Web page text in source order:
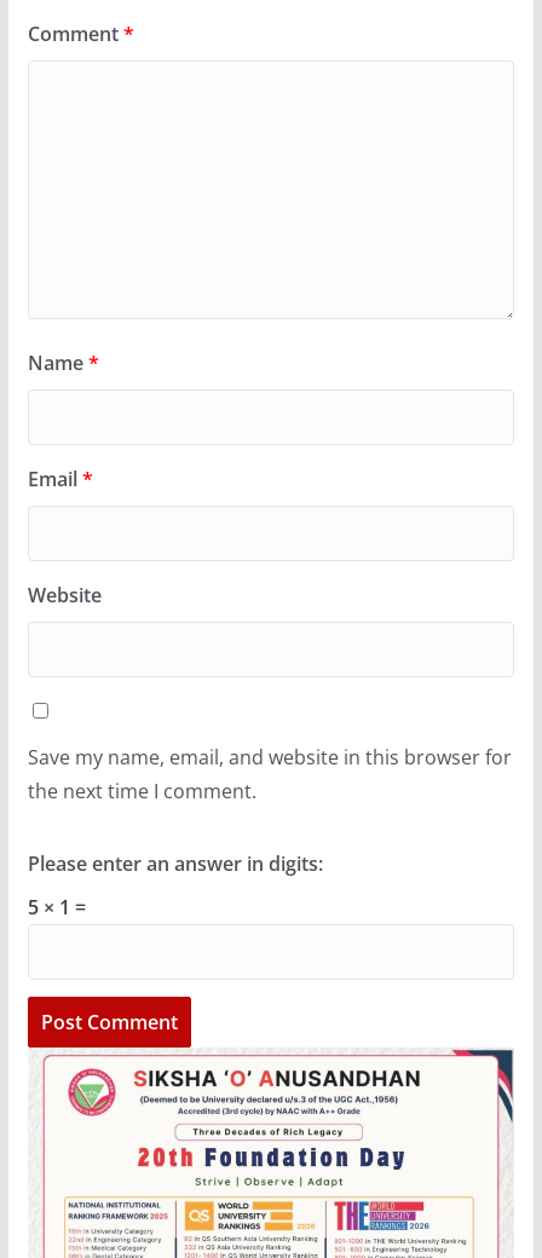
Comment*
Name*
Email*
Website
Save my name, email, and website in this browser for
the next time I comment.
Please enter an answer in digits:
5 × 1 =